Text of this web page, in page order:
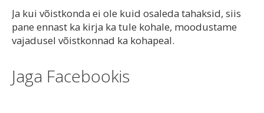
Ja kui võistkonda ei ole kuid osaleda tahaksid, siis
pane ennast ka kirja ka tule kohale, moodustame
vajadusel võistkonnad ka kohapeal.
Jaga Facebookis